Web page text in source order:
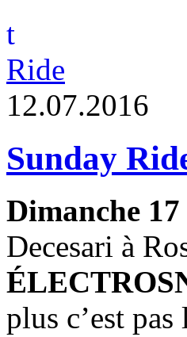
t
Ride
12.07.2016
Sunday
Dimanche
Decesari à
plus c’est